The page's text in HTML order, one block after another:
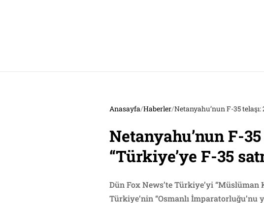
Anasayfa/Haberler/Netanyahu’nun F-35
Netanyahu’nun F-
“Türkiye’ye F-35
Dün Fox News’te Türkiye’yi
Türkiye’nin “Osmanlı İmparatorluğu’nu